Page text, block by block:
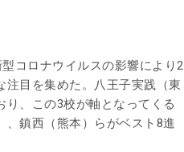
コロナウイルスの影響により2
目を集めた。八王子実践（東
、この3校が軸となってくる
鎮西（熊本）らがベスト8進